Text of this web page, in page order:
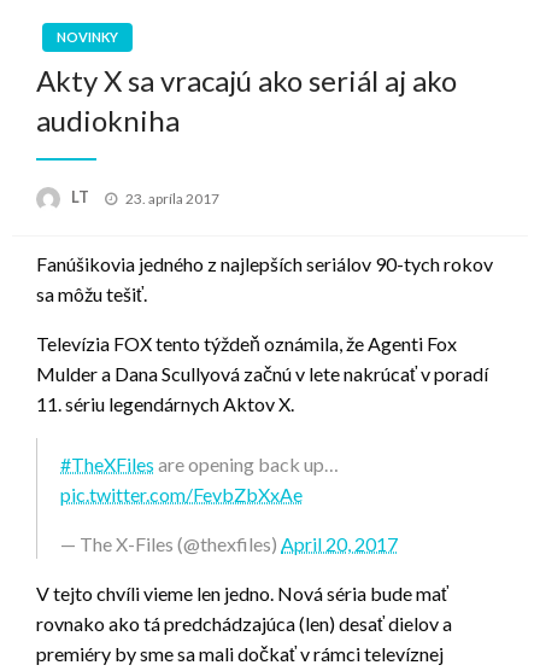
NOVINKY
Akty X sa vracajú ako seriál aj ako
audiokniha
LT
Posted
23. apríla 2017
Fanúšikovia jedného z najlepších seriálov 90-tych rokov
sa môžu tešiť.
Televízia FOX tento týždeň oznámila, že Agenti Fox
Mulder a Dana Scullyová začnú v lete nakrúcať v poradí
11. sériu legendárnych Aktov X.
#TheXFiles are opening back up…
pic.twitter.com/FevbZbXxAe
— The X-Files (@thexfiles) April 20, 2017
V tejto chvíli vieme len jedno. Nová séria bude mať
rovnako ako tá predchádzajúca (len) desať dielov a
premiéry by sme sa mali dočkať v rámci televíznej